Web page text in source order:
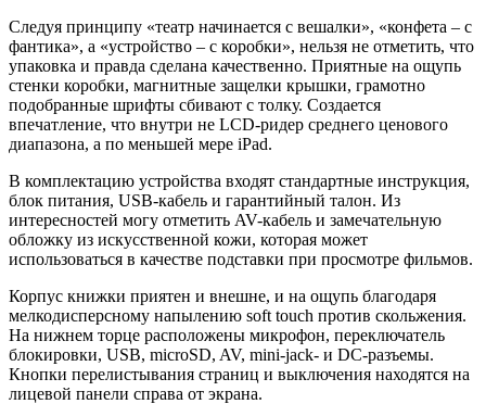
Следуя принципу «театр начинается с вешалки», «конфета – с
фантика», а «устройство – с коробки», нельзя не отметить, что
упаковка и правда сделана качественно. Приятные на ощупь
стенки коробки, магнитные защелки крышки, грамотно
подобранные шрифты сбивают с толку. Создается
впечатление, что внутри не LCD-ридер среднего ценового
диапазона, а по меньшей мере iPad.
В комплектацию устройства входят стандартные инструкция,
блок питания, USB-кабель и гарантийный талон. Из
интересностей могу отметить AV-кабель и замечательную
обложку из искусственной кожи, которая может
использоваться в качестве подставки при просмотре фильмов.
Корпус книжки приятен и внешне, и на ощупь благодаря
мелкодисперсному напылению soft touch против скольжения.
На нижнем торце расположены микрофон, переключатель
блокировки, USB, microSD, AV, mini-jack- и DC-разъемы.
Кнопки перелистывания страниц и выключения находятся на
лицевой панели справа от экрана.